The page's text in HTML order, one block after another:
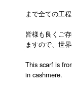
まで全ての工
皆様も良くご
ますので、世
This scarf is
in cashmere.